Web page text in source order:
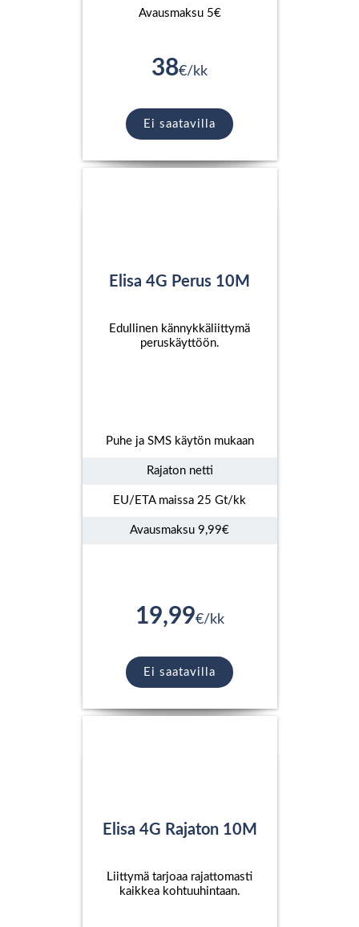
Avausmaksu 5€
38€/kk
Ei saatavilla
Elisa 4G Perus 10M
Edullinen kännykkäliittymä
peruskäyttöön.
Puhe ja SMS käytön mukaan
Rajaton netti
EU/ETA maissa 25 Gt/kk
Avausmaksu 9,99€
19,99€/kk
Ei saatavilla
Elisa 4G Rajaton 10M
Liittymä tarjoaa rajattomasti
kaikkea kohtuuhintaan.